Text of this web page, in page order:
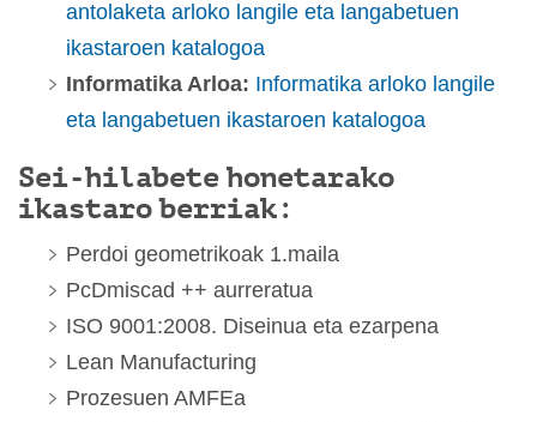
antolaketa arloko langile eta langabetuen
ikastaroen katalogoa
Informatika Arloa: Informatika arloko langile
eta langabetuen ikastaroen katalogoa
Sei-hilabete honetarako
ikastaro berriak:
Perdoi geometrikoak 1.maila
PcDmiscad ++ aurreratua
ISO 9001:2008. Diseinua eta ezarpena
Lean Manufacturing
Prozesuen AMFEa